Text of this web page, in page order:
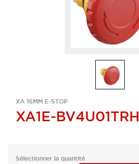
XA 16MM E-STOP
XA1E-BV4U01TRH
Sélectionner la quantité